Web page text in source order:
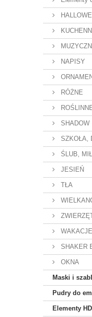
NAPISY
RÓŻNE
SHADOW
SZKOŁA,
ŚLUB,
JESIEŃ
TŁA
WAKACJE
SHAKER
OKNA
Maski i
Pudry do
Elementy